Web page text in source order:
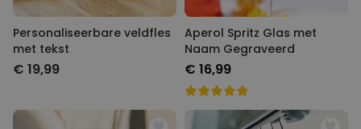
Personaliseerbare veldfles
met tekst
€ 19,99
Aperol Spritz Glas met
Naam Gegraveerd
€ 16,99